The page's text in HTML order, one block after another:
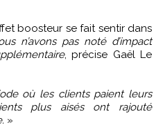
boosteur se fait sentir dans
n’avons pas noté d’impact
, précise Gaël Le
où les clients paient leurs
plus aisés ont rajouté
»